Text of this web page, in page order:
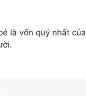
là vốn quý nhất của